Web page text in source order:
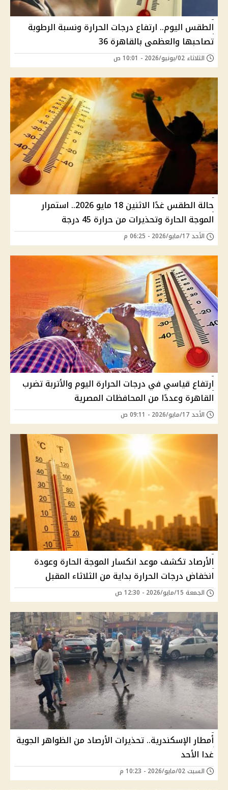
الطقس اليوم.. ارتفاع درجات الحرارة ونسبة الرطوبة
تصاحبها والعظمى بالقاهرة 36
الثلاثاء 02/يونيو/2026 - 10:01 ص
حالة الطقس غدًا الاثنين 18 مايو 2026.. استمرار
الموجة الحارة وتحذيرات من حرارة 45 درجة
الأحد 17/مايو/2026 - 06:25 م
ارتفاع قياسي في درجات الحرارة اليوم والأتربة تضرب
القاهرة وعددًا من المحافظات المصرية
الأحد 17/مايو/2026 - 09:11 ص
الأرصاد تكشف موعد انكسار الموجة الحارة وعودة
انخفاض درجات الحرارة بداية من الثلاثاء المقبل
الجمعة 15/مايو/2026 - 12:30 ص
أمطار الإسكندرية.. تحذيرات الأرصاد من الظواهر الجوية
غدا الأحد
السبت 02/مايو/2026 - 10:23 م